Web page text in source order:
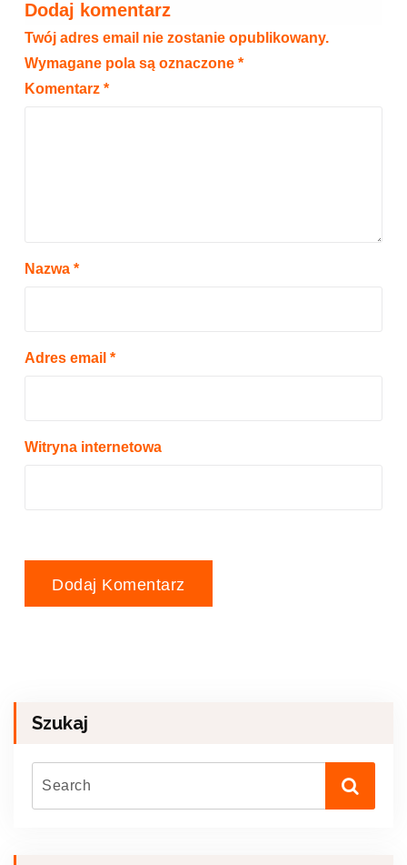
Dodaj komentarz
Twój adres email nie zostanie opublikowany.
Wymagane pola są oznaczone *
Komentarz *
Nazwa *
Adres email *
Witryna internetowa
Szukaj